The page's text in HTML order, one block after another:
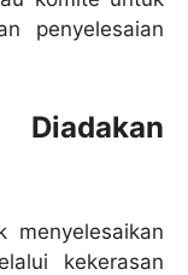
penyelesaian
menyelesaikan
kekerasan